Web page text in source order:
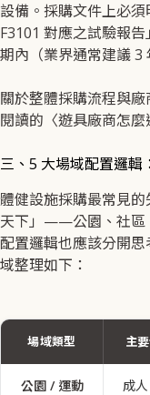
設備。採購文件上必
F3101 對應之試驗報
期內（業界通常建議 3
關於整體採購流程與
閱讀的〈遊具廠商怎
三、5 大場域配置邏輯
體健設施採購最常見
天下」——公園、社區
配置邏輯也應該分開
域整理如下：
場域類型 主
公園 / 運動
成